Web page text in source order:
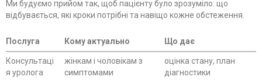
Ми будуємо прийом так, щоб пацієнту було зрозуміло: що
відбувається, які кроки потрібні та навіщо кожне обстеження.
Послуга Кому актуально Що дає
Консультаці
я уролога
жінкам і чоловікам з
симптомами
оцінка стану, план
діагностики